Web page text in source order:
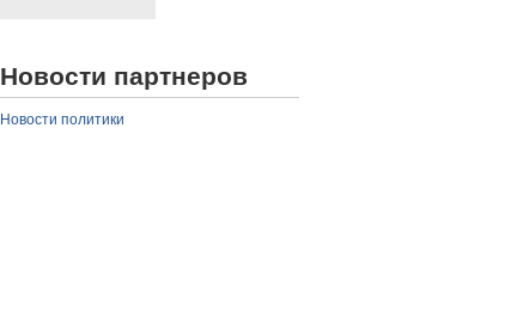
Новости партнеров
Новости политики